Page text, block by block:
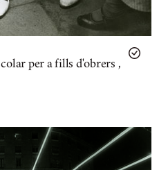
per a fills d'obrers ,